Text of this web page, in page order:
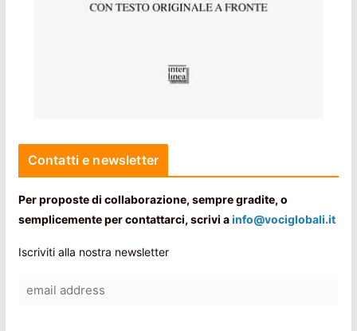
Contatti e newsletter
Per proposte di collaborazione, sempre gradite, o
semplicemente per contattarci, scrivi ainfo@vociglobali.it
Iscriviti alla nostra newsletter